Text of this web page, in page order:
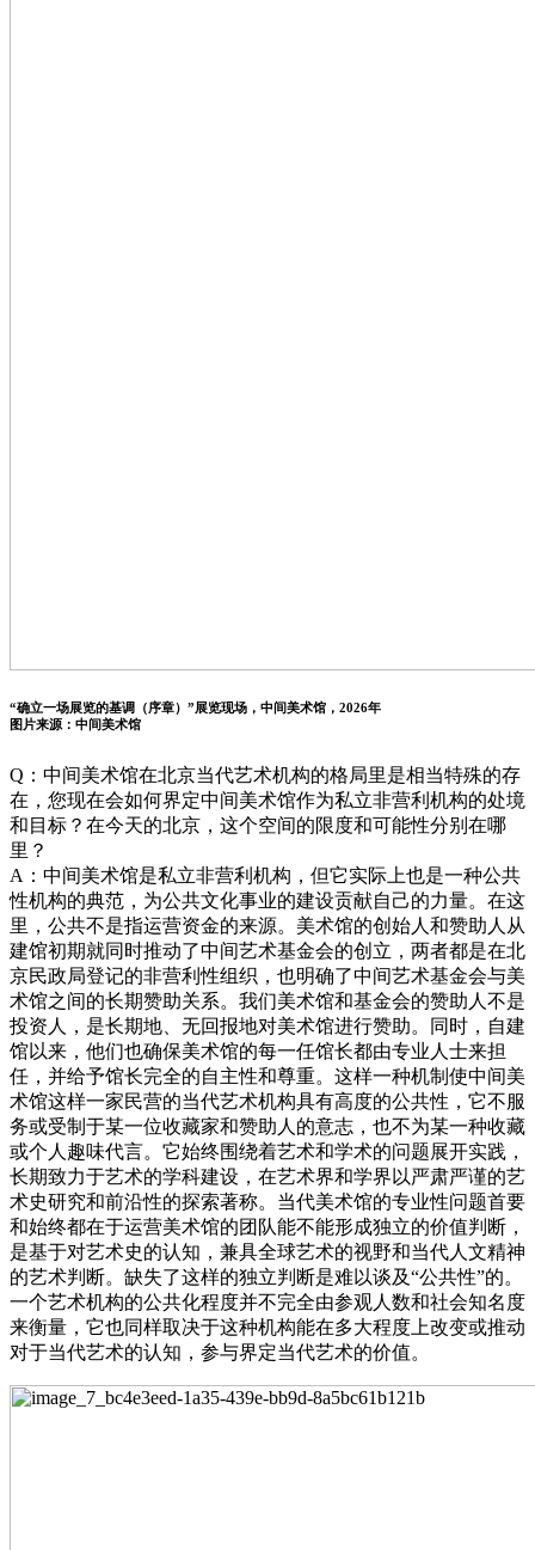
“确立一场展览的基调（序章）”展览现场，中间美术馆，2026年
图片来源：中间美术馆
Q：中间美术馆在北京当代艺术机构的格局里是相当特殊的存
在，您现在会如何界定中间美术馆作为私立非营利机构的处境
和目标？在今天的北京，这个空间的限度和可能性分别在哪
里？
A：中间美术馆是私立非营利机构，但它实际上也是一种公共
性机构的典范，为公共文化事业的建设贡献自己的力量。在这
里，公共不是指运营资金的来源。美术馆的创始人和赞助人从
建馆初期就同时推动了中间艺术基金会的创立，两者都是在北
京民政局登记的非营利性组织，也明确了中间艺术基金会与美
术馆之间的长期赞助关系。我们美术馆和基金会的赞助人不是
投资人，是长期地、无回报地对美术馆进行赞助。同时，自建
馆以来，他们也确保美术馆的每一任馆长都由专业人士来担
任，并给予馆长完全的自主性和尊重。这样一种机制使中间美
术馆这样一家民营的当代艺术机构具有高度的公共性，它不服
务或受制于某一位收藏家和赞助人的意志，也不为某一种收藏
或个人趣味代言。它始终围绕着艺术和学术的问题展开实践，
长期致力于艺术的学科建设，在艺术界和学界以严肃严谨的艺
术史研究和前沿性的探索著称。当代美术馆的专业性问题首要
和始终都在于运营美术馆的团队能不能形成独立的价值判断，
是基于对艺术史的认知，兼具全球艺术的视野和当代人文精神
的艺术判断。缺失了这样的独立判断是难以谈及“公共性”的。
一个艺术机构的公共化程度并不完全由参观人数和社会知名度
来衡量，它也同样取决于这种机构能在多大程度上改变或推动
对于当代艺术的认知，参与界定当代艺术的价值。